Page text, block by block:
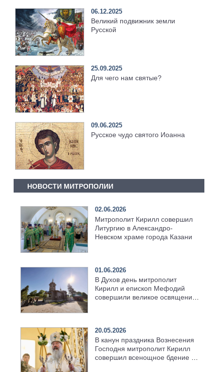
06.12.2025
Великий подвижник земли
Русской
25.09.2025
Для чего нам святые?
09.06.2025
Русское чудо святого Иоанна
НОВОСТИ МИТРОПОЛИИ
02.06.2026
Митрополит Кирилл совершил
Литургию в Александро-
Невском храме города Казани
01.06.2026
В Духов день митрополит
Кирилл и епископ Мефодий
совершили великое освящение
20.05.2026
В канун праздника Вознесения
Господня митрополит Кирилл
совершил всенощное бдение в